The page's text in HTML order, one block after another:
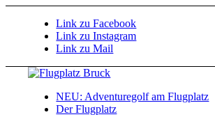
Link zu Facebook
Link zu Instagram
Link zu Mail
NEU: Adventuregolf am Flugplatz
Der Flugplatz